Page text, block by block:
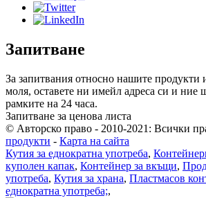
Запитване
За запитвания относно нашите продукти
моля, оставете ни имейл адреса си и ние
рамките на 24 часа.
Запитване за ценова листа
© Авторско право - 2010-2021: Всички
продукти - Карта на сайта
Кутия за еднократна употреба,
куполен капак, Контейнер за вкъщи,
употреба, Кутия за храна, Пластмасов
еднократна употреба;,